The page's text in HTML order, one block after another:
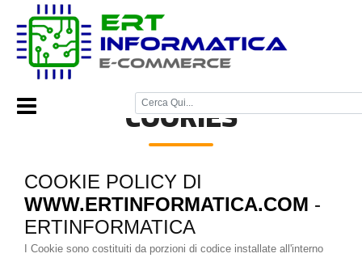
Home Page/ Cookies /
COOKIES
COOKIE POLICY DI
WWW.ERTINFORMATICA.COM -
ERTINFORMATICA
I Cookie sono costituiti da porzioni di codice installate all'interno